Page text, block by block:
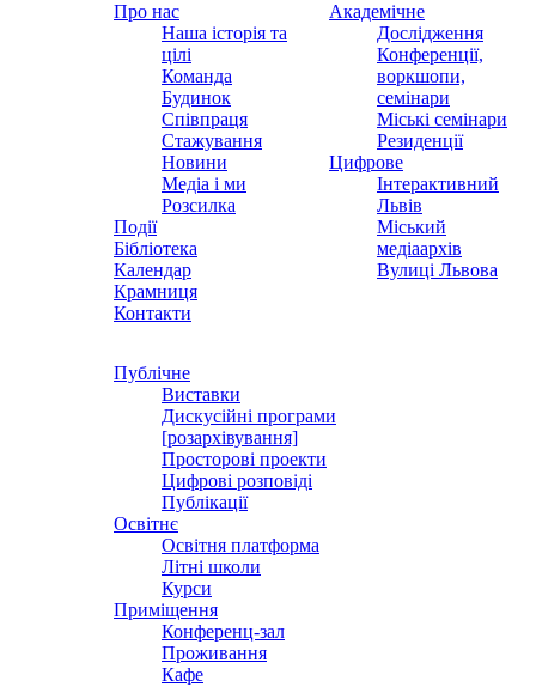
Про нас
Наша історія та
цілі
Команда
Будинок
Співпраця
Стажування
Новини
Медіа і ми
Розсилка
Події
Бібліотека
Календар
Крамниця
Контакти
Академічне
Дослідження
Конференції,
воркшопи,
семінари
Міські семінари
Резиденції
Цифрове
Інтерактивний
Львів
Міський
медіаархів
Вулиці Львова
Публічне
Виставки
Дискусійні програми
[розархівування]
Просторові проекти
Цифрові розповіді
Публікації
Освітнє
Освітня платформа
Літні школи
Курси
Приміщення
Конференц-зал
Проживання
Кафе